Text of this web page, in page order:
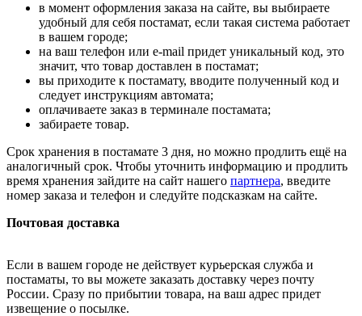
в момент оформления заказа на сайте, вы выбираете
удобный для себя постамат, если такая система работает
в вашем городе;
на ваш телефон или e-mail придет уникальный код, это
значит, что товар доставлен в постамат;
вы приходите к постамату, вводите полученный код и
следует инструкциям автомата;
оплачиваете заказ в терминале постамата;
забираете товар.
Срок хранения в постамате 3 дня, но можно продлить ещё на
аналогичный срок. Чтобы уточнить информацию и продлить
время хранения зайдите на сайт нашего партнера, введите
номер заказа и телефон и следуйте подсказкам на сайте.
Почтовая доставка
Если в вашем городе не действует курьерская служба и
постаматы, то вы можете заказать доставку через почту
России. Сразу по прибытии товара, на ваш адрес придет
извещение о посылке.